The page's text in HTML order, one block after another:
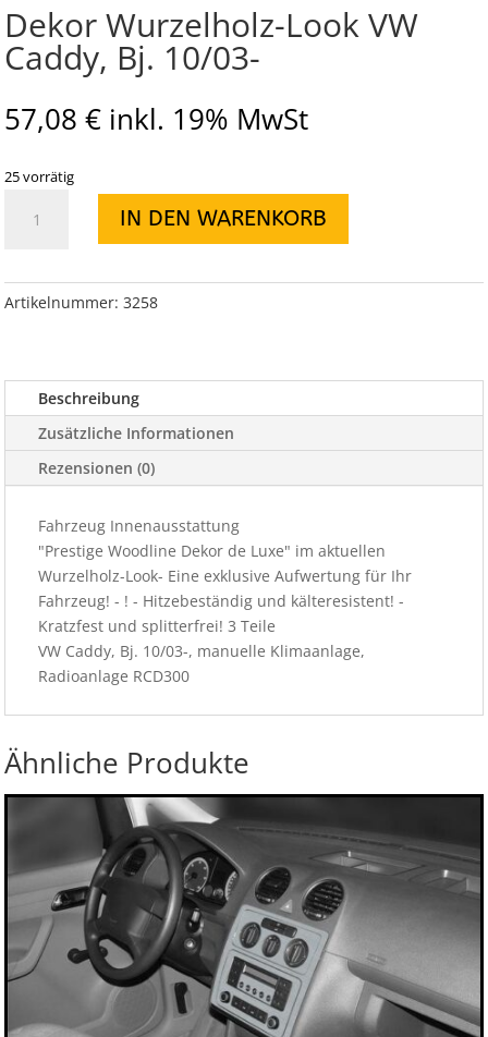
Dekor Wurzelholz-Look VW
Caddy, Bj. 10/03-
57,08 € inkl. 19% MwSt
25 vorrätig
Wurzelholz-
Caddy,
Menge
IN DEN WARENKORB
Artikelnummer: 3258
Beschreibung
Zusätzliche Informationen
Rezensionen (0)
Fahrzeug Innenausstattung
"Prestige Woodline Dekor de Luxe" im aktuellen
Wurzelholz-Look- Eine exklusive Aufwertung für Ihr
Fahrzeug! - ! - Hitzebeständig und kälteresistent! -
Kratzfest und splitterfrei! 3 Teile
VW Caddy, Bj. 10/03-, manuelle Klimaanlage,
Radioanlage RCD300
Ähnliche Produkte